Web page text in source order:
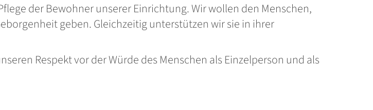
der Bewohner unserer Einrichtung. Wir wollen den Menschen,
geben. Gleichzeitig unterstützen wir sie in ihrer
Respekt vor der Würde des Menschen als Einzelperson und als